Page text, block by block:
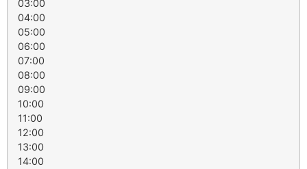
03:00
04:00
05:00
06:00
07:00
08:00
09:00
10:00
11:00
12:00
13:00
14:00